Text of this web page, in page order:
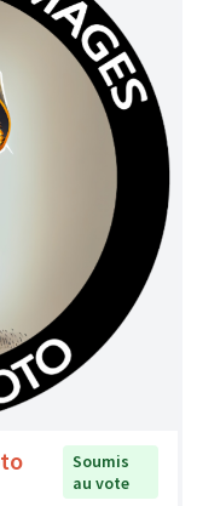
Soumis
au vote